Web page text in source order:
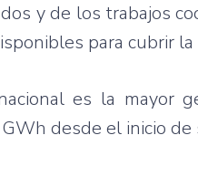
y de los trabajos
para cubrir
es la mayor
desde el inicio